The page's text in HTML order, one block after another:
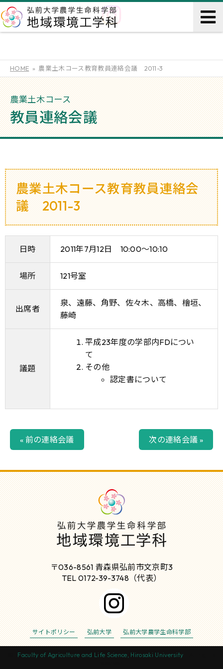
HOME 農業土木コース教育教員連絡会議 2011-3
農業土木コース
教員連絡会議
農業土木コース教育教員連絡会
議 2011-3
日時 2011年7月12日 10:00〜10:10
場所 121号室
出席者
泉、遠藤、角野、佐々木、高橋、檜垣、
藤崎
議題
平成23年度の学部内FDについ
て
その他
認定書について
« 前の連絡会議 次の連絡会議 »
〒036-8561 青森県弘前市文京町3
TEL 0172-39-3748（代表）
サイトポリシー 弘前大学 弘前大学農学生命科学部
Faculty of Agriculture and Life Science, Hirosaki University